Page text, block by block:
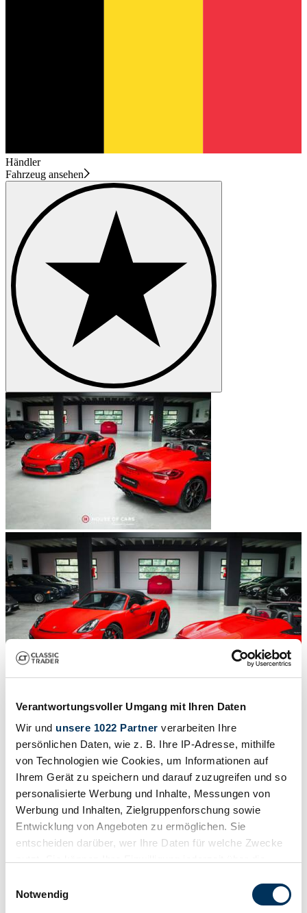
Verantwortungsvoller Umgang mit Ihren Daten
Wir und unsere 1022 Partner verarbeiten Ihre
persönlichen Daten, wie z. B. Ihre IP-Adresse, mithilfe
von Technologien wie Cookies, um Informationen auf
Ihrem Gerät zu speichern und darauf zuzugreifen und so
personalisierte Werbung und Inhalte, Messungen von
Werbung und Inhalten, Zielgruppenforschung sowie
Entwicklung von Angeboten zu ermöglichen. Sie
entscheiden darüber, wer Ihre Daten für welche Zwecke
Trigger Symbol ändern oder widerrufen
Notwendig
Händler
Fahrzeug ansehen
/25
2016 | Porsche Boxster Spyder
1st paint – Low mileage – PPF
€ 109.900